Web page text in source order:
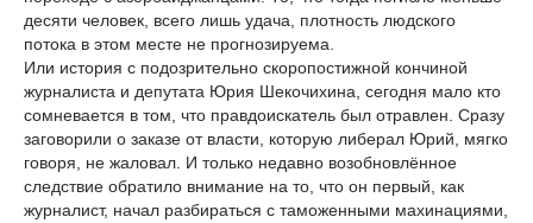
десяти человек, всего лишь удача, плотность людского
потока в этом месте не прогнозируема.
Или история с подозрительно скоропостижной кончиной
журналиста и депутата Юрия Шекочихина, сегодня мало кто
сомневается в том, что правдоискатель был отравлен. Сразу
заговорили о заказе от власти, которую либерал Юрий, мягко
говоря, не жаловал. И только недавно возобновлённое
следствие обратило внимание на то, что он первый, как
журналист, начал разбираться с таможенными махинациями,